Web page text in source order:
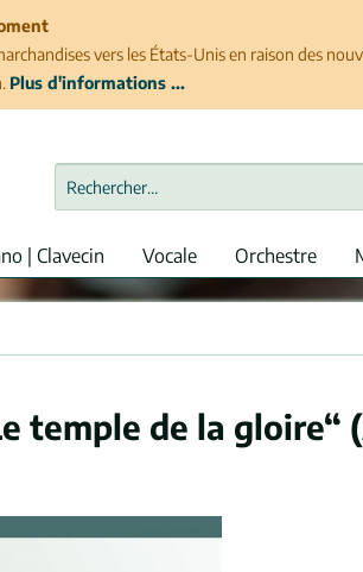
vers les États-Unis en raison des
Plus d'informations ...
| Clavecin Vocale Orchestre
temple de la gloire“